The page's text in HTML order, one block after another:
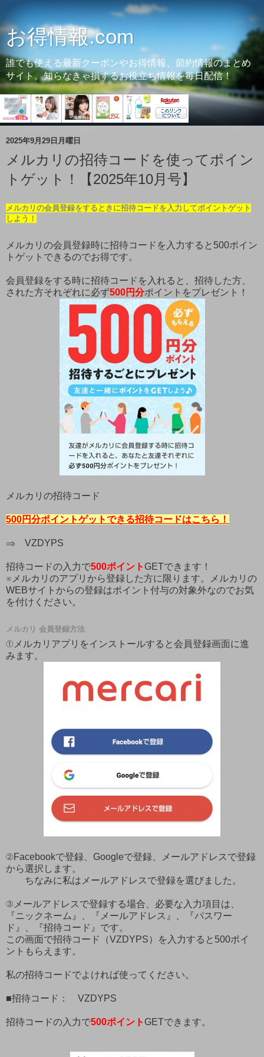
お得情報.com
誰でも使える最新クーポンやお得情報、節約情報のまとめ
サイト。知らなきゃ損するお役立ち情報を毎日配信！
2025年9月29日月曜日
メルカリの招待コードを使ってポイン
トゲット！【2025年10月号】
メルカリの会員登録をするときに招待コードを入力してポイントゲット
しよう！
メルカリの会員登録時に招待コードを入力すると500ポイン
トゲットできるのでお得です。
会員登録をする時に招待コードを入れると、招待した方、
された方それぞれに必ず500円分ポイントをプレゼント！
メルカリの招待コード
500円分ポイントゲットできる招待コードはこちら！
⇒ VZDYPS
招待コードの入力で500ポイント GETできます！
※メルカリのアプリから登録した方に限ります。メルカリの
WEBサイトからの登録はポイント付与の対象外なのでお気
を付けください。
メルカリ 会員登録方法
①メルカリアプリをインストールすると会員登録画面に進
みます。
②Facebookで登録、Googleで登録、メールアドレスで登録
から選択します。
ちなみに私はメールアドレスで登録を選びました。
③メールアドレスで登録する場合、必要な入力項目は、
『ニックネーム』、『メールアドレス』、『パスワー
ド』、『招待コード』です。
この画面で招待コード（VZDYPS）を入力すると500ポイ
ントもらえます。
私の招待コードでよければ使ってください。
■招待コード： VZDYPS
招待コードの入力で500ポイント GETできます。